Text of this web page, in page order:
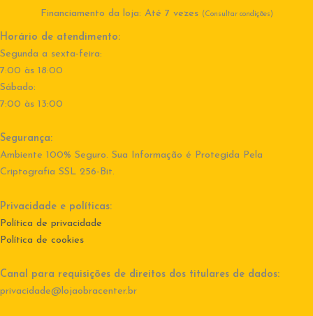
Financiamento da loja: Até 7 vezes (Consultar condições)
Horário de atendimento:
Segunda a sexta-feira:
7:00 às 18:00
Sábado:
7:00 às 13:00
Segurança:
Ambiente 100% Seguro. Sua Informação é Protegida Pela
Criptografia SSL 256-Bit.
Privacidade e políticas:
Política de privacidade
Política de cookies
Canal para requisições de direitos dos titulares de dados:
privacidade@lojaobracenter.br